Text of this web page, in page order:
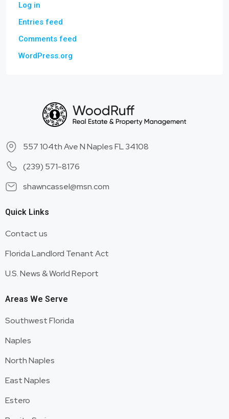
Log in
Entries feed
Comments feed
WordPress.org
557 104th Ave N Naples FL 34108
(239) 571-8176
shawncassel@msn.com
Quick Links
Contact us
Florida Landlord Tenant Act
U.S. News & World Report
Areas We Serve
Southwest Florida
Naples
North Naples
East Naples
Estero